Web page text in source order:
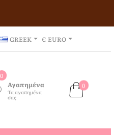
GREEK € EURO
Αγαπημένα
Τα αγαπημένα
σας
0
0